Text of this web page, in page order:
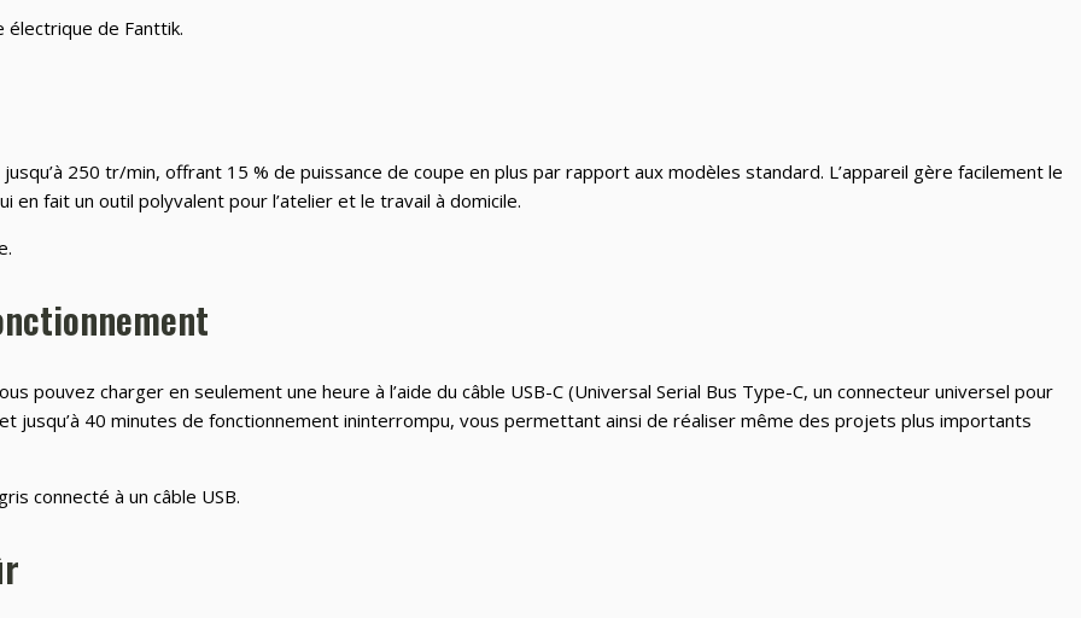
250 tr/min, offrant 15 % de puissance de coupe en plus par rapport aux modèles standard. L’appareil gère facilement le
fait un outil polyvalent pour l’atelier et le travail à domicile.
pouvez charger en seulement une heure à l’aide du câble USB-C (Universal Serial Bus Type-C, un connecteur universel pour
jusqu’à 40 minutes de fonctionnement ininterrompu, vous permettant ainsi de réaliser même des projets plus importants